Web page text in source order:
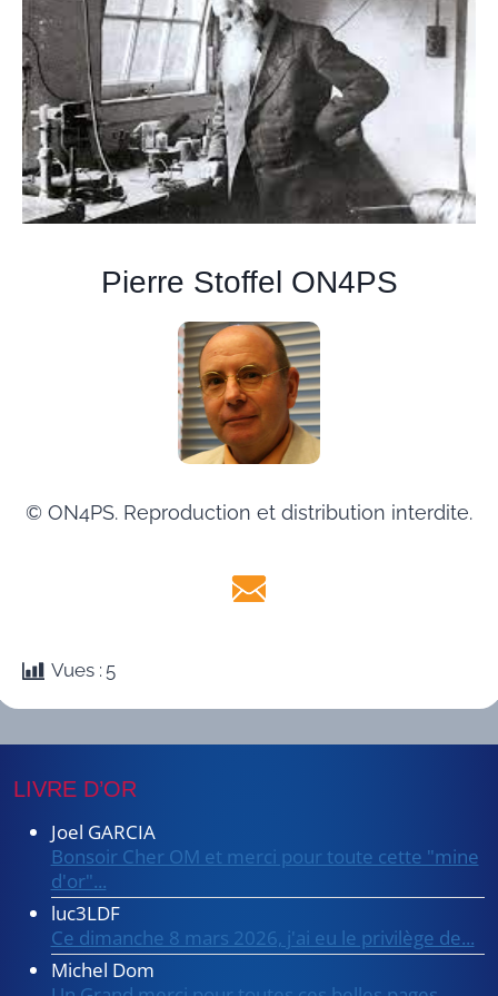
Pierre Stoffel ON4PS
© ON4PS. Reproduction et distribution interdite.
Vues : 5
LIVRE D’OR
Joel GARCIA
Bonsoir Cher OM et merci pour toute cette "mine
d'or"...
luc3LDF
Ce dimanche 8 mars 2026, j'ai eu le privilège de...
Michel Dom